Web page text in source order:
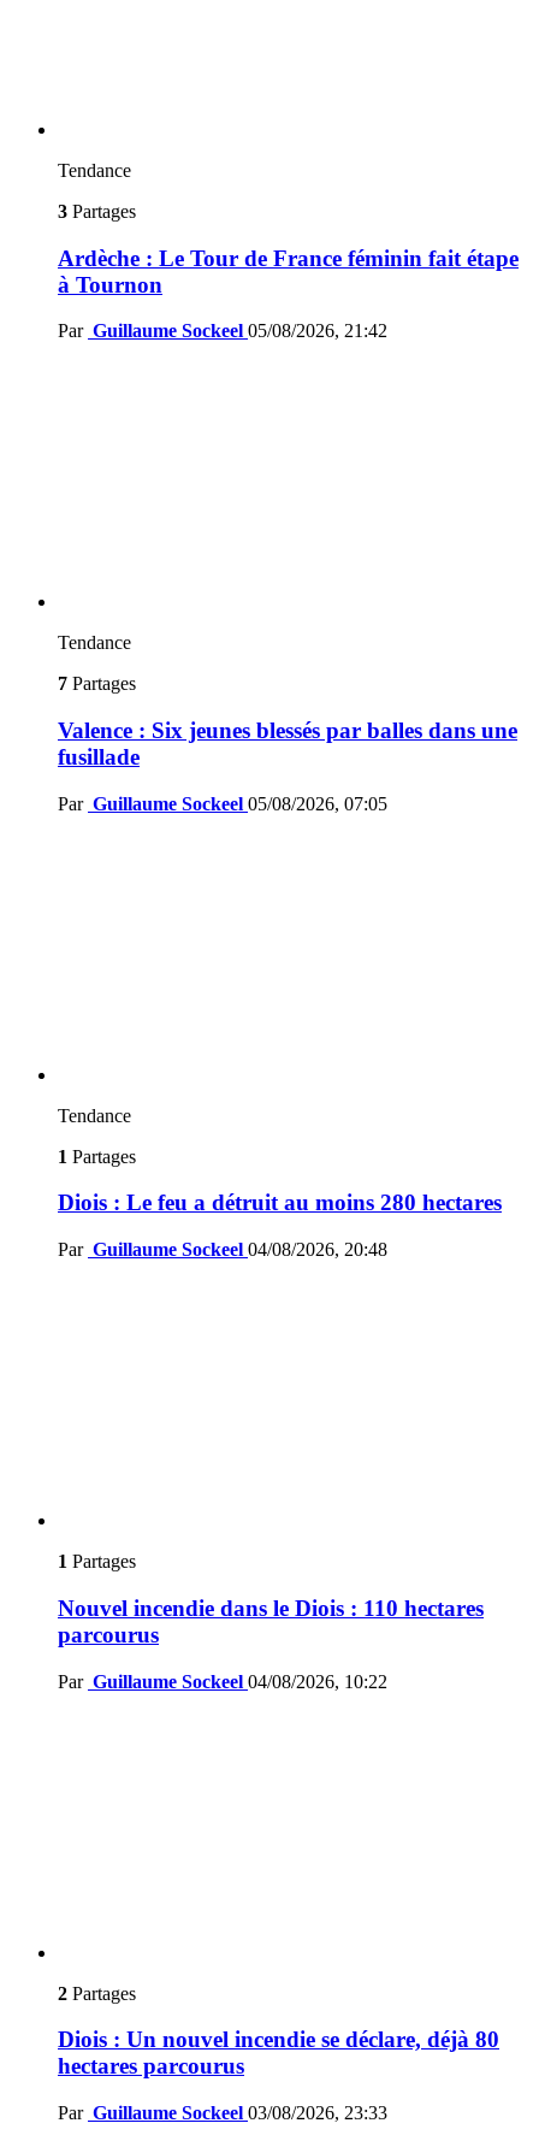
Tendance
3 Partages
Ardèche : Le Tour de France féminin fait étape
à Tournon
Par Guillaume Sockeel 05/08/2026, 21:42
Tendance
7 Partages
Valence : Six jeunes blessés par balles dans une
fusillade
Par Guillaume Sockeel 05/08/2026, 07:05
Tendance
1 Partages
Diois : Le feu a détruit au moins 280 hectares
Par Guillaume Sockeel 04/08/2026, 20:48
1 Partages
Nouvel incendie dans le Diois : 110 hectares
parcourus
Par Guillaume Sockeel 04/08/2026, 10:22
2 Partages
Diois : Un nouvel incendie se déclare, déjà 80
hectares parcourus
Par Guillaume Sockeel 03/08/2026, 23:33